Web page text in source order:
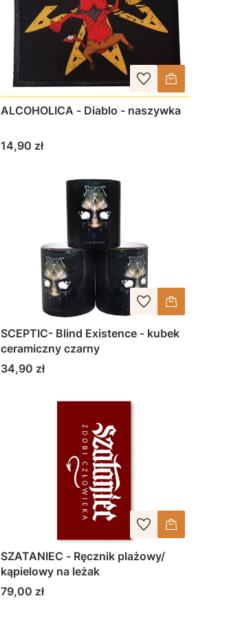
ALCOHOLICA - Diablo - naszywka
Cena
14,90 zł
SCEPTIC- Blind Existence - kubek
ceramiczny czarny
Cena
34,90 zł
SZATANIEC - Ręcznik plażowy/
kąpielowy na leżak
Cena
79,00 zł